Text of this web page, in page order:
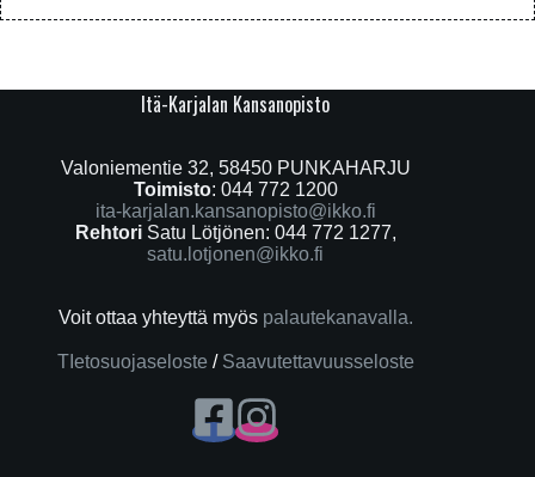
Itä-Karjalan Kansanopisto
Valoniementie 32, 58450 PUNKAHARJU
Toimisto: 044 772 1200
ita-karjalan.kansanopisto@ikko.fi
Rehtori Satu Lötjönen: 044 772 1277,
satu.lotjonen@ikko.fi
Voit ottaa yhteyttä myös palautekanavalla.
TIetosuojaseloste / Saavutettavuusseloste